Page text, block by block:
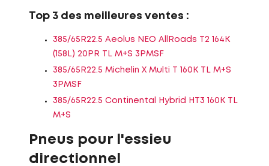
Top 3 des meilleures ventes :
385/65R22.5 Aeolus NEO AllRoads T2 164K
(158L) 20PR TL M+S 3PMSF
385/65R22.5 Michelin X Multi T 160K TL M+S
3PMSF
385/65R22.5 Continental Hybrid HT3 160K TL
M+S
Pneus pour l'essieu
directionnel